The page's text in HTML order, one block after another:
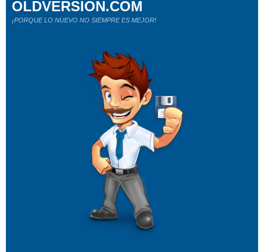
OLDVERSION.COM
¡PORQUE LO NUEVO NO SIEMPRE ES MEJOR!